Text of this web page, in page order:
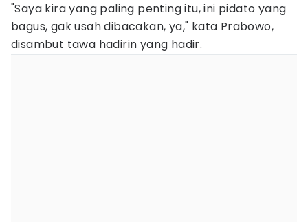
"Saya kira yang paling penting itu, ini pidato yang
bagus, gak usah dibacakan, ya," kata Prabowo,
disambut tawa hadirin yang hadir.